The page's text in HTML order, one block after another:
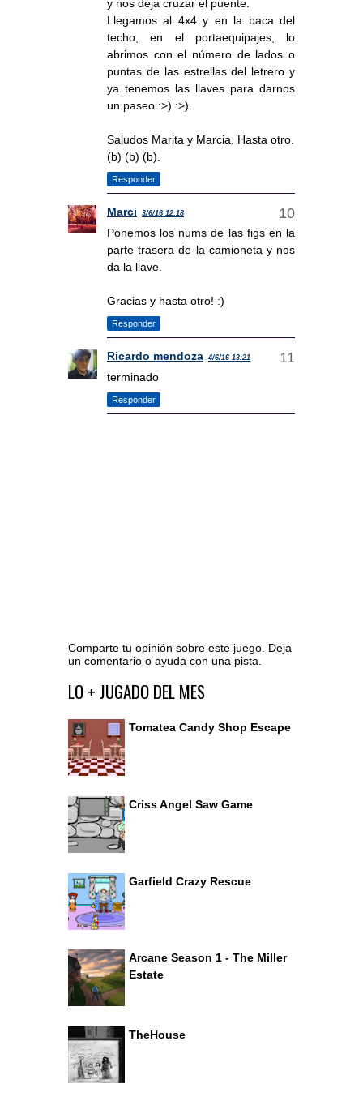
y nos deja cruzar el puente.
Llegamos al 4x4 y en la baca del
techo, en el portaequipajes, lo
abrimos con el número de lados o
puntas de las estrellas del letrero y
ya tenemos las llaves para darnos
un paseo :>) :>).
Saludos Marita y Marcia. Hasta otro.
(b) (b) (b).
Responder
Marci 3/6/16 12:18
Ponemos los nums de las figs en la
parte trasera de la camioneta y nos
da la llave.
Gracias y hasta otro! :)
Responder
Ricardo mendoza 4/6/16 13:21
terminado
Responder
Comparte tu opinión sobre este juego. Deja
un comentario o ayuda con una pista.
Ir al editor de comentarios
LO + JUGADO DEL MES
Tomatea Candy Shop Escape
Criss Angel Saw Game
Garfield Crazy Rescue
Arcane Season 1 - The Miller
Estate
TheHouse